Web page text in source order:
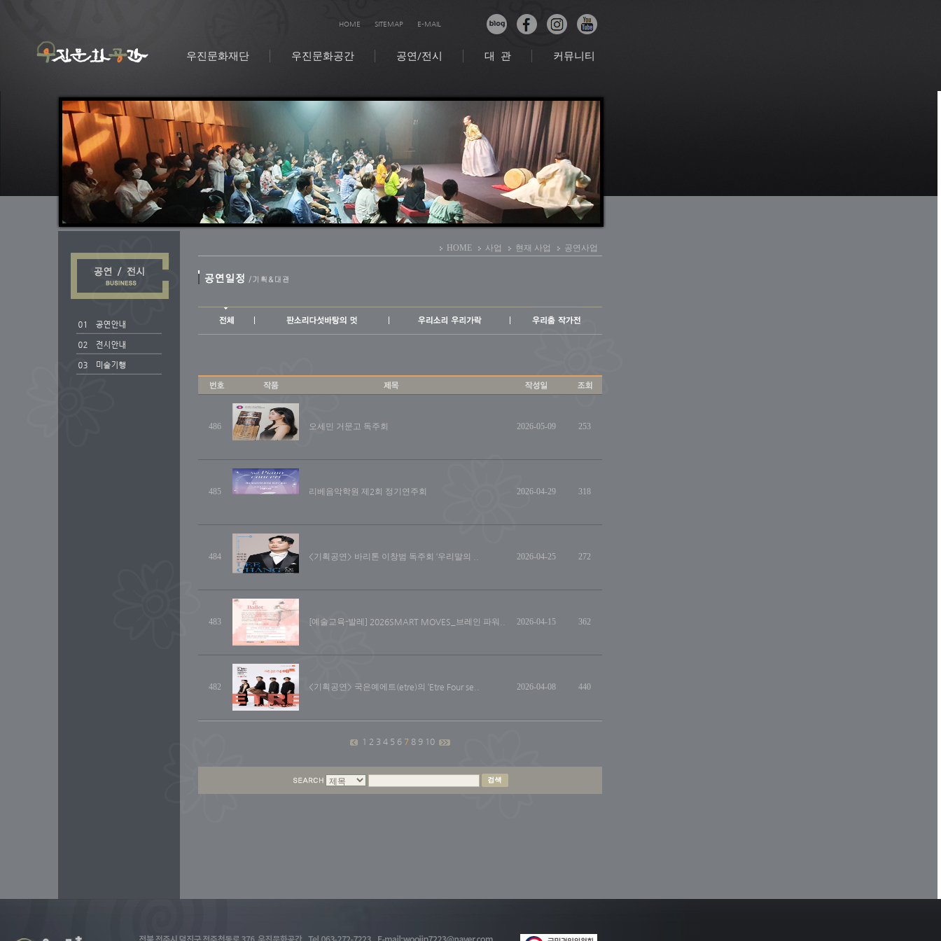
HOME SITEMAP E-MAIL
우진문화재단 우진문화공간 공연/전시 대 관 커뮤니티
HOME 사업 현재 사업 공연사업
486 오세민 거문고 독주회 2026-05-09 253
485 리베음악학원 제2회 정기연주회 2026-04-29 318
484 <기획공연> 바리톤 이창범 독주회 ‘우리말의 .. 2026-04-25 272
483 [예술교육-발레] 2026SMART MOVES_브레인 파워.. 2026-04-15 362
482 <기획공연> 국은예에트(etre)의 ‘Etre Four se.. 2026-04-08 440
1 2 3 4 5 6 7 8 9 10